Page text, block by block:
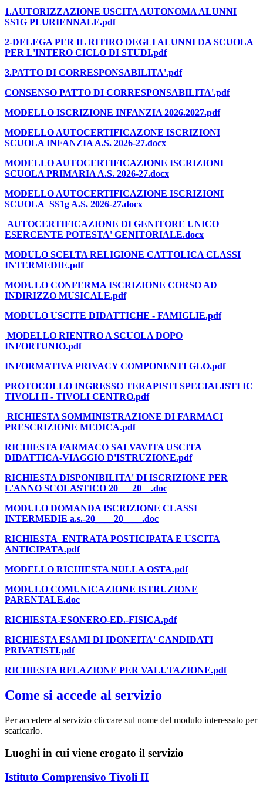
1.AUTORIZZAZIONE USCITA AUTONOMA ALUNNI
SS1G PLURIENNALE.pdf
2-DELEGA PER IL RITIRO DEGLI ALUNNI DA SCUOLA
PER L'INTERO CICLO DI STUDI.pdf
3.PATTO DI CORRESPONSABILITA'.pdf
CONSENSO PATTO DI CORRESPONSABILITA'.pdf
MODELLO ISCRIZIONE INFANZIA 2026.2027.pdf
MODELLO AUTOCERTIFICAZONE ISCRIZIONI
SCUOLA INFANZIA A.S. 2026-27.docx
MODELLO AUTOCERTIFICAZIONE ISCRIZIONI
SCUOLA PRIMARIA A.S. 2026-27.docx
MODELLO AUTOCERTIFICAZIONE ISCRIZIONI
SCUOLA SS1g A.S. 2026-27.docx
AUTOCERTIFICAZIONE DI GENITORE UNICO
ESERCENTE POTESTA' GENITORIALE.docx
MODULO SCELTA RELIGIONE CATTOLICA CLASSI
INTERMEDIE.pdf
MODULO CONFERMA ISCRIZIONE CORSO AD
INDIRIZZO MUSICALE.pdf
MODULO USCITE DIDATTICHE - FAMIGLIE.pdf
MODELLO RIENTRO A SCUOLA DOPO
INFORTUNIO.pdf
INFORMATIVA PRIVACY COMPONENTI GLO.pdf
PROTOCOLLO INGRESSO TERAPISTI SPECIALISTI IC
TIVOLI II - TIVOLI CENTRO.pdf
RICHIESTA SOMMINISTRAZIONE DI FARMACI
PRESCRIZIONE MEDICA.pdf
RICHIESTA FARMACO SALVAVITA USCITA
DIDATTICA-VIAGGIO D'ISTRUZIONE.pdf
RICHIESTA DISPONIBILITA' DI ISCRIZIONE PER
L'ANNO SCOLASTICO 20___20__.doc
MODULO DOMANDA ISCRIZIONE CLASSI
INTERMEDIE a.s.-20____20____.doc
RICHIESTA ENTRATA POSTICIPATA E USCITA
ANTICIPATA.pdf
MODELLO RICHIESTA NULLA OSTA.pdf
MODULO COMUNICAZIONE ISTRUZIONE
PARENTALE.doc
RICHIESTA-ESONERO-ED.-FISICA.pdf
RICHIESTA ESAMI DI IDONEITA' CANDIDATI
PRIVATISTI.pdf
RICHIESTA RELAZIONE PER VALUTAZIONE.pdf
Come si accede al servizio
Per accedere al servizio cliccare sul nome del modulo interessato per
scaricarlo.
Luoghi in cui viene erogato il servizio
Istituto Comprensivo Tivoli II